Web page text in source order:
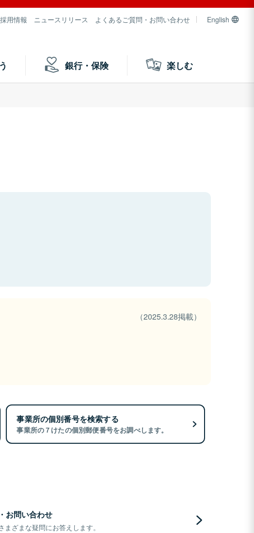
採用情報 ニュースリリース よくあるご質問・お問い合わせ English
銀行・保険 楽しむ
（2025.3.28掲載）
事業所の個別番号を検索する
事業所の７けたの個別郵便番号をお調べします。
お問い合わせ
まざまな疑問にお答えします。